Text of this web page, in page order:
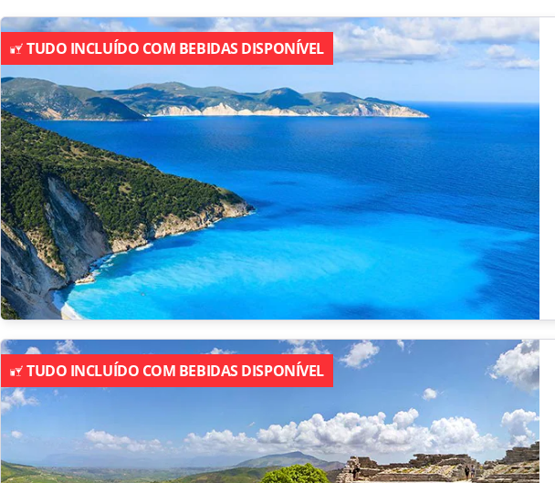
TUDO INCLUÍDO COM BEBIDAS DISPONÍVEL
TUDO INCLUÍDO COM BEBIDAS DISPONÍVEL